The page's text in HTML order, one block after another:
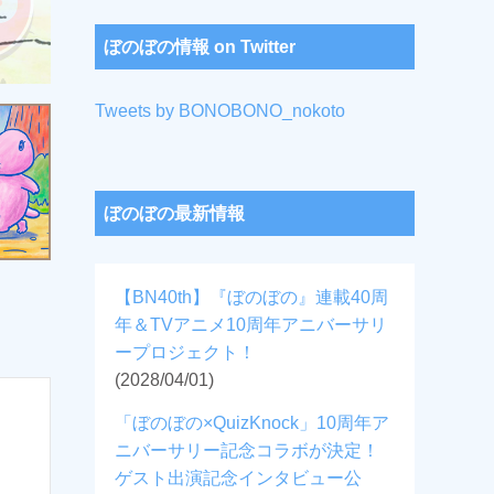
ぼのぼの情報 on Twitter
Tweets by BONOBONO_nokoto
ぼのぼの最新情報
【BN40th】『ぼのぼの』連載40周
年＆TVアニメ10周年アニバーサリ
ープロジェクト！
(2028/04/01)
「ぼのぼの×QuizKnock」10周年ア
ニバーサリー記念コラボが決定！
ゲスト出演記念インタビュー公